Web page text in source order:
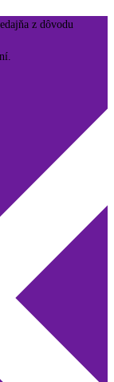
z dôvodu